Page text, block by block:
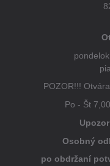
POZOR!!!
Po - Št
Osobný
po obdržaní